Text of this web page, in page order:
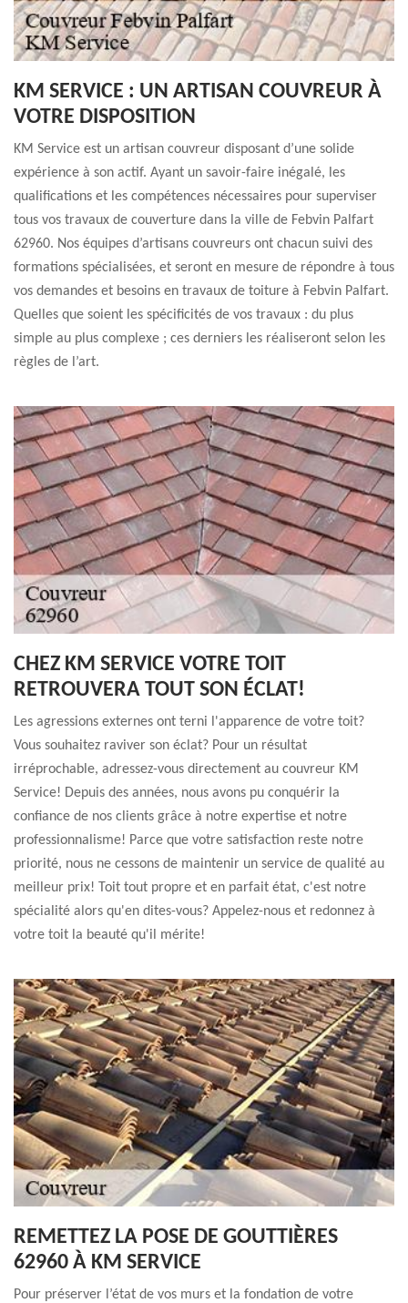
KM SERVICE : UN ARTISAN COUVREUR À
VOTRE DISPOSITION
KM Service est un artisan couvreur disposant d’une solide
expérience à son actif. Ayant un savoir-faire inégalé, les
qualifications et les compétences nécessaires pour superviser
tous vos travaux de couverture dans la ville de Febvin Palfart
62960. Nos équipes d’artisans couvreurs ont chacun suivi des
formations spécialisées, et seront en mesure de répondre à tous
vos demandes et besoins en travaux de toiture à Febvin Palfart.
Quelles que soient les spécificités de vos travaux : du plus
simple au plus complexe ; ces derniers les réaliseront selon les
règles de l’art.
CHEZ KM SERVICE VOTRE TOIT
RETROUVERA TOUT SON ÉCLAT!
Les agressions externes ont terni l'apparence de votre toit?
Vous souhaitez raviver son éclat? Pour un résultat
irréprochable, adressez-vous directement au couvreur KM
Service! Depuis des années, nous avons pu conquérir la
confiance de nos clients grâce à notre expertise et notre
professionnalisme! Parce que votre satisfaction reste notre
priorité, nous ne cessons de maintenir un service de qualité au
meilleur prix! Toit tout propre et en parfait état, c'est notre
spécialité alors qu'en dites-vous? Appelez-nous et redonnez à
votre toit la beauté qu'il mérite!
REMETTEZ LA POSE DE GOUTTIÈRES
62960 À KM SERVICE
Pour préserver l’état de vos murs et la fondation de votre